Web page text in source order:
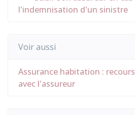
l'indemnisation d'un sinistre
Voir aussi
Assurance habitation :
avec l'assureur